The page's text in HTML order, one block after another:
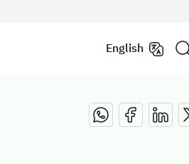
English